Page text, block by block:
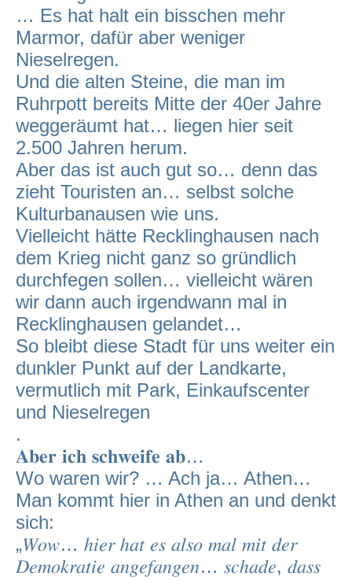
… Es hat halt ein bisschen mehr
Marmor, dafür aber weniger
Nieselregen.
Und die alten Steine, die man im
Ruhrpott bereits Mitte der 40er Jahre
weggeräumt hat… liegen hier seit
2.500 Jahren herum.
Aber das ist auch gut so… denn das
zieht Touristen an… selbst solche
Kulturbanausen wie uns.
Vielleicht hätte Recklinghausen nach
dem Krieg nicht ganz so gründlich
durchfegen sollen… vielleicht wären
wir dann auch irgendwann mal in
Recklinghausen gelandet…
So bleibt diese Stadt für uns weiter ein
dunkler Punkt auf der Landkarte,
vermutlich mit Park, Einkaufscenter
und Nieselregen
.
𝐀𝐛𝐞𝐫 𝐢𝐜𝐡 𝐬𝐜𝐡𝐰𝐞𝐢𝐟𝐞 𝐚𝐛…
Wo waren wir? … Ach ja… Athen…
Man kommt hier in Athen an und denkt
sich:
„𝑊𝑜𝑤… ℎ𝑖𝑒𝑟 ℎ𝑎𝑡 𝑒𝑠 𝑎𝑙𝑠𝑜 𝑚𝑎𝑙 𝑚𝑖𝑡 𝑑𝑒𝑟
𝐷𝑒𝑚𝑜𝑘𝑟𝑎𝑡𝑖𝑒 𝑎𝑛𝑔𝑒𝑓𝑎𝑛𝑔𝑒𝑛… 𝑠𝑐ℎ𝑎𝑑𝑒, 𝑑𝑎𝑠𝑠